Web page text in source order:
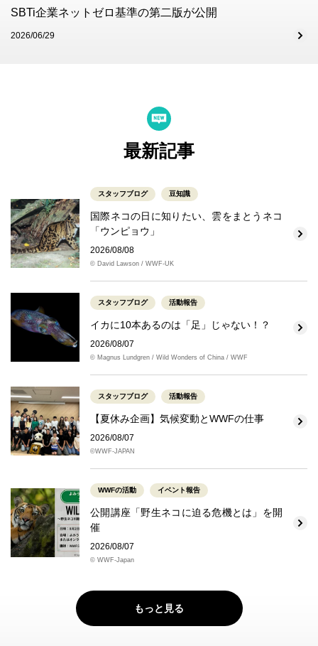
SBTi企業ネットゼロ基準の第二版が公開
2026/06/29
最新記事
スタッフブログ 豆知識
国際ネコの日に知りたい、雲をまとうネコ
「ウンピョウ」
2026/08/08
© David Lawson / WWF-UK
スタッフブログ 活動報告
イカに10本あるのは「足」じゃない！？
2026/08/07
© Magnus Lundgren / Wild Wonders of China / WWF
スタッフブログ 活動報告
【夏休み企画】気候変動とWWFの仕事
2026/08/07
©WWF-JAPAN
WWFの活動 イベント報告
公開講座「野生ネコに迫る危機とは」を開
催
2026/08/07
© WWF-Japan
もっと見る